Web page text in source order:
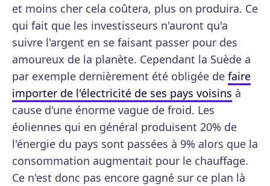
et moins cher cela coûtera, plus on produira. Ce
qui fait que les investisseurs n'auront qu'a
suivre l'argent en se faisant passer pour des
amoureux de la planète. Cependant la Suède a
par exemple dernièrement été obligée de faire
importer de l'électricité de ses pays voisins à
cause d'une énorme vague de froid. Les
éoliennes qui en général produisent 20% de
l'énergie du pays sont passées à 9% alors que la
consommation augmentait pour le chauffage.
Ce n'est donc pas encore gagné sur ce plan là